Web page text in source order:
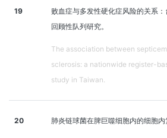
19
败血症与多发性硬化症风险的关系
回顾性队列研究。
The association between
sclerosis: a nationwide register-
study in Taiwan.
20 肺炎链球菌在脾巨噬细胞内的细胞内